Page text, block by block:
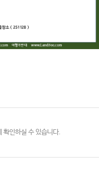
확인하실 수 있습니다.